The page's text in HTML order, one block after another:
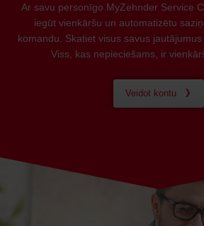
Ar savu personīgo MyZehnder Service
iegūt vienkāršu un automatizētu
komandu. Skatiet visus savus
Viss, kas nepieciešams, ir
Veidot kontu